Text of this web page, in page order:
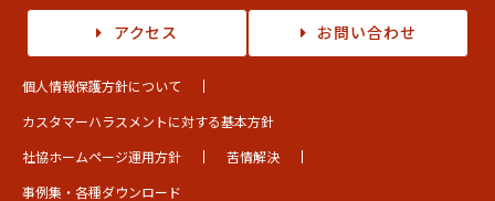
アクセス お問い合わせ
個人情報保護方針について
カスタマーハラスメントに対する基本方針
社協ホームページ運用方針
苦情解決
事例集・各種ダウンロード